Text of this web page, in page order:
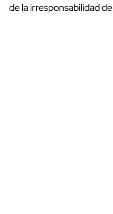
de la irresponsabilidad